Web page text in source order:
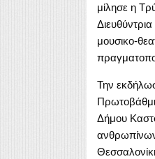
μίλησε η
μουσικο-
Την
Δήμου